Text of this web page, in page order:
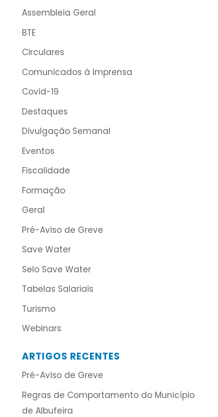
Assembleia Geral
BTE
Circulares
Comunicados à Imprensa
Covid-19
Destaques
Divulgação Semanal
Eventos
Fiscalidade
Formação
Geral
Pré-Aviso de Greve
Save Water
Selo Save Water
Tabelas Salariais
Turismo
Webinars
ARTIGOS RECENTES
Pré-Aviso de Greve
Regras de Comportamento do Município
de Albufeira